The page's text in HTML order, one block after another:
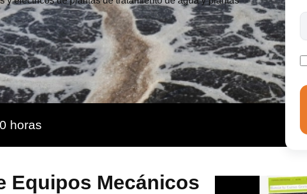
horas
Equipos Mecánicos